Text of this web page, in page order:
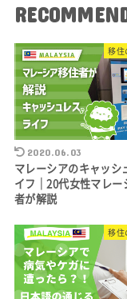
移住
2020.06.03
マレーシアのキャッシ
イフ｜20代女性マレー
者が解説
移住